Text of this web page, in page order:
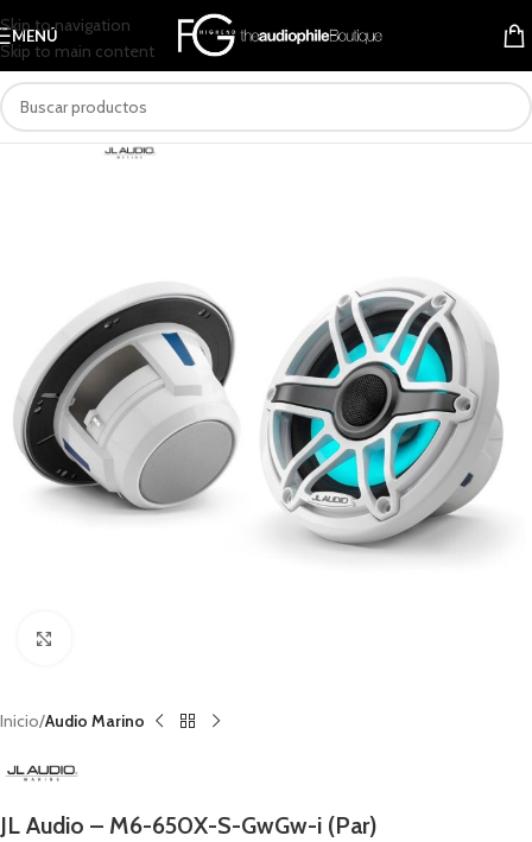
Skip to navigation
Skip to main content
MENÚ
Inicio Audio Marino
JL Audio – M6-650X-S-GwGw-i (Par)